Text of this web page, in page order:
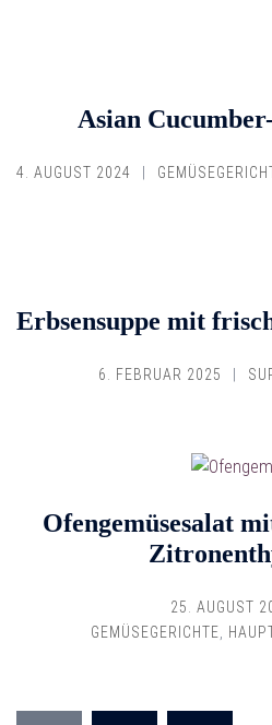
Asian
4. AUGUST 2024
Erbsensuppe mit
6. FEBRUAR 2025
Ofengemüsesalat
25. AUGUST
GEMÜSEGERICHTE,